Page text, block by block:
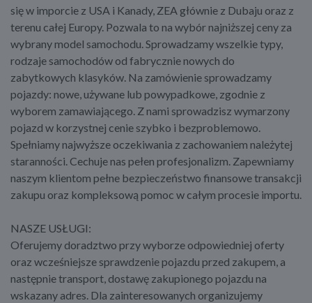
się w imporcie z USA i Kanady, ZEA głównie z Dubaju oraz z
terenu całej Europy. Pozwala to na wybór najniższej ceny za
wybrany model samochodu. Sprowadzamy wszelkie typy,
rodzaje samochodów od fabrycznie nowych do
zabytkowych klasyków. Na zamówienie sprowadzamy
pojazdy: nowe, używane lub powypadkowe, zgodnie z
wyborem zamawiającego. Z nami sprowadzisz wymarzony
pojazd w korzystnej cenie szybko i bezproblemowo.
Spełniamy najwyższe oczekiwania z zachowaniem należytej
staranności. Cechuje nas pełen profesjonalizm. Zapewniamy
naszym klientom pełne bezpieczeństwo finansowe transakcji
zakupu oraz kompleksową pomoc w całym procesie importu.
NASZE USŁUGI:
Oferujemy doradztwo przy wyborze odpowiedniej oferty
oraz wcześniejsze sprawdzenie pojazdu przed zakupem, a
następnie transport, dostawę zakupionego pojazdu na
wskazany adres. Dla zainteresowanych organizujemy